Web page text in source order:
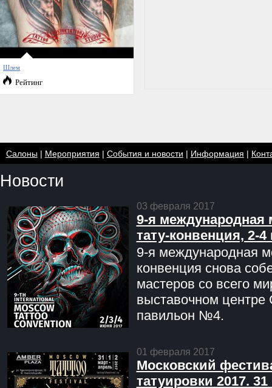
Шлем
Рейтинг
Салоны| Мероприятия | События и новости | Информация |
Новости
03 февраля 2017
9-я международная
тату-конвенция, 2-
9-я международная
конвенция снова
мастеров со всего
выставочном центре
павильон №4.
01 февраля 2017
Московский
татуировки 2017. 31